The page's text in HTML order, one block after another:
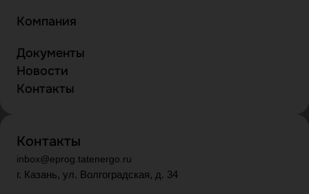
Компания
Документы
Новости
Контакты
Контакты
inbox@eprog.tatenergo.ru
г. Казань, ул. Волгоградская, д. 34